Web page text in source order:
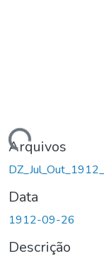
Arquivos
Data
1912-09-26
Descrição